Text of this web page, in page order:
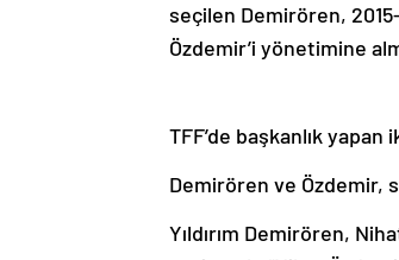
seçilen Demirören,
Özdemir’i yönetimine
TFF’de başkanlık yapan
Demirören ve Özdemir,
Yıldırım Demirören,